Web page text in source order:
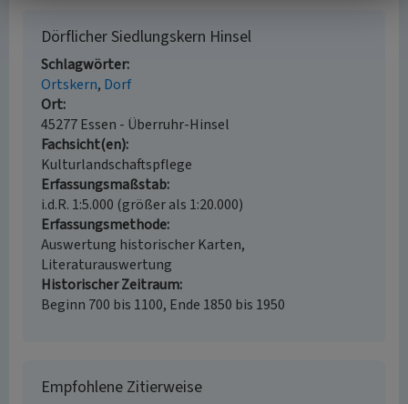
Dörflicher Siedlungskern Hinsel
Schlagwörter
Ortskern Dorf
Ort
45277 Essen - Überruhr-Hinsel
Fachsicht(en)
Kulturlandschaftspflege
Erfassungsmaßstab
i.d.R. 1:5.000 (größer als 1:20.000)
Erfassungsmethode
Auswertung historischer Karten,
Literaturauswertung
Historischer Zeitraum
Beginn 700 bis 1100, Ende 1850 bis 1950
Empfohlene Zitierweise